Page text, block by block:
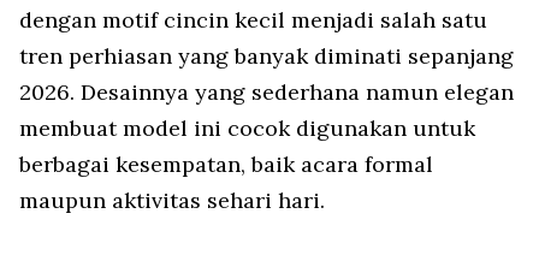
dengan motif cincin kecil menjadi salah satu
tren perhiasan yang banyak diminati sepanjang
2026. Desainnya yang sederhana namun elegan
membuat model ini cocok digunakan untuk
berbagai kesempatan, baik acara formal
maupun aktivitas sehari hari.